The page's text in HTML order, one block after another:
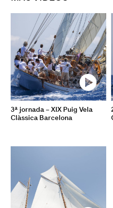
3ª jornada – XIX Puig Vela
Clàssica Barcelona